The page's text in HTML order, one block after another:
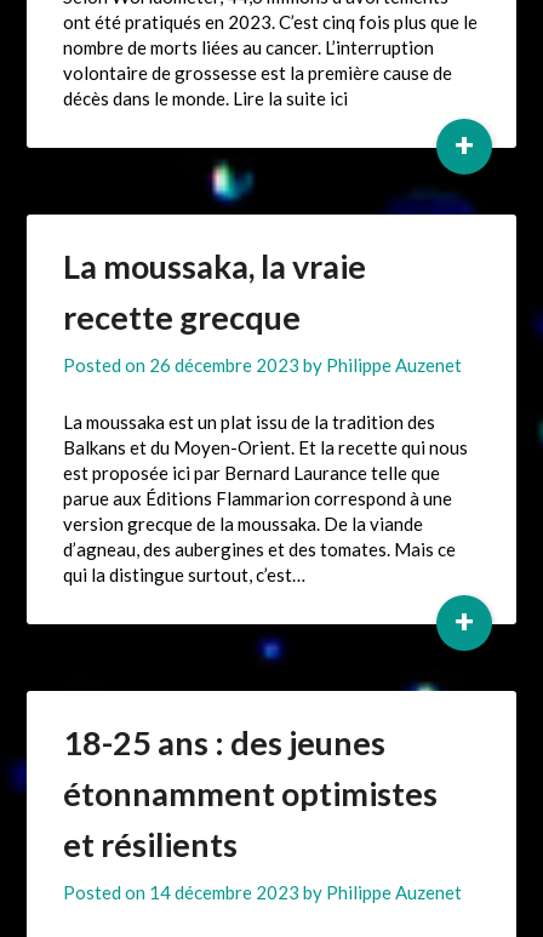
ont été pratiqués en 2023. C’est cinq fois plus que le
nombre de morts liées au cancer. L’interruption
volontaire de grossesse est la première cause de
décès dans le monde. Lire la suite ici
+
La moussaka, la vraie
recette grecque
Posted on 26 décembre 2023 by Philippe Auzenet
La moussaka est un plat issu de la tradition des
Balkans et du Moyen-Orient. Et la recette qui nous
est proposée ici par Bernard Laurance telle que
parue aux Éditions Flammarion correspond à une
version grecque de la moussaka. De la viande
d’agneau, des aubergines et des tomates. Mais ce
qui la distingue surtout, c’est…
+
18-25 ans : des jeunes
étonnamment optimistes
et résilients
Posted on 14 décembre 2023 by Philippe Auzenet